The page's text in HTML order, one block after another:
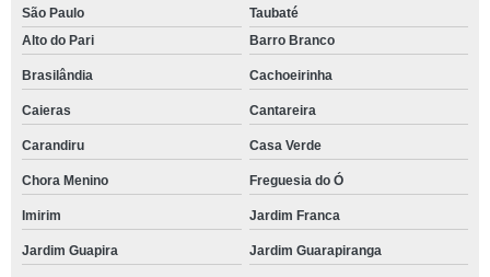
São Paulo
Taubaté
Alto do Pari
Barro Branco
Brasilândia Cachoeirinha
Caieras Cantareira
Carandiru Casa Verde
Chora Menino Freguesia do Ó
Imirim Jardim Franca
Jardim Guapira Jardim Guarapiranga